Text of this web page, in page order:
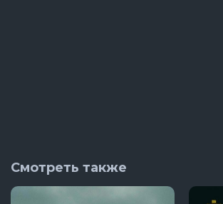
Смотреть также